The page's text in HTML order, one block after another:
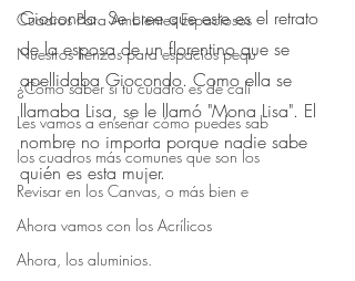
Cuadros Para Ambientes Espaciosos
Nuestros lienzos para espacios pequ
¿Cómo saber si tu cuadro es de cali
Les vamos a enseñar cómo puedes sab
los cuadros más comunes que son los
Revisar en los Canvas, o más bien e
Ahora vamos con los Acrílicos
Ahora, los aluminios.
Gioconda. Se cree que este es el retrato
de la esposa de un florentino que se
apellidaba Giocondo. Como ella se
llamaba Lisa, se le llamó "Mona Lisa". El
nombre no importa porque nadie sabe
quién es esta mujer.⠀